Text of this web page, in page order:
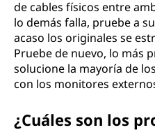
de cables físicos entre
lo demás falla, pruebe a
acaso los originales se
Pruebe de nuevo, lo más
solucione la mayoría de
con los monitores
¿Cuáles son los